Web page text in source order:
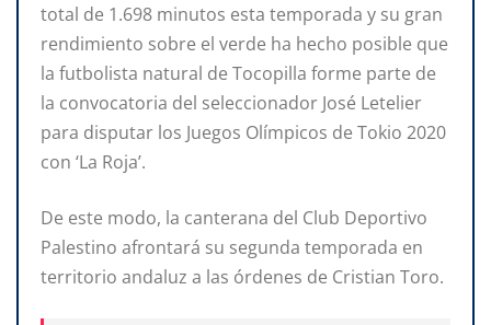
total de 1.698 minutos esta temporada y su gran
rendimiento sobre el verde ha hecho posible que
la futbolista natural de Tocopilla forme parte de
la convocatoria del seleccionador José Letelier
para disputar los Juegos Olímpicos de Tokio 2020
con ‘La Roja’.
De este modo, la canterana del Club Deportivo
Palestino afrontará su segunda temporada en
territorio andaluz a las órdenes de Cristian Toro.